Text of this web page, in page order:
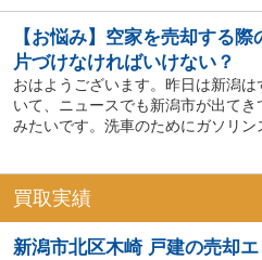
【お悩み】空家を売却する
片づけなければいけない？
おはようございます。昨日は新潟
いて、ニュースでも新潟市が出て
みたいです。洗車のためにガソリ
買取実績
新潟市北区木崎 戸建の売却